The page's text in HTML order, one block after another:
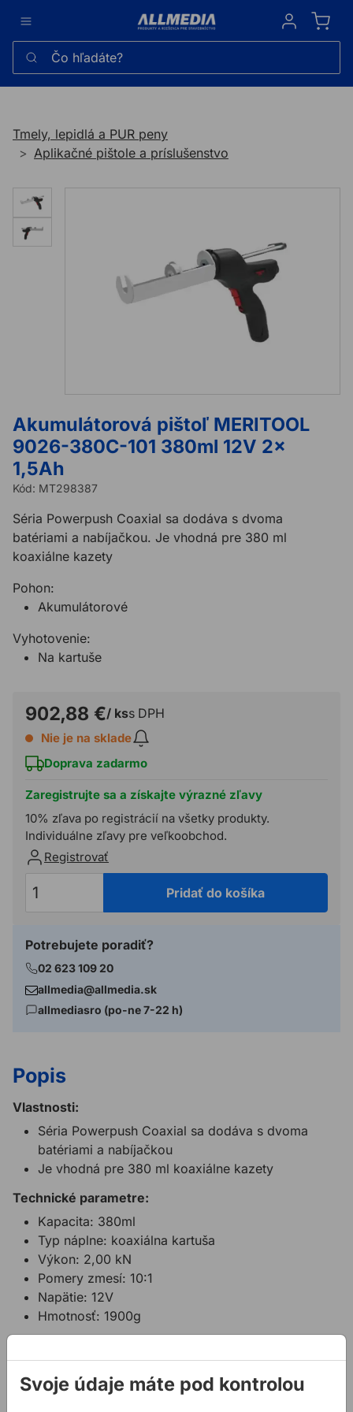
Sign in
Čo hľadáte?
Tmely, lepidlá a PUR peny
Aplikačné pištole a príslušenstvo
Akumulátorová pištoľ MERITOOL
9026-380C-101 380ml 12V 2x
1,5Ah
Kód: MT298387
Séria Powerpush Coaxial sa dodáva s dvoma
batériami a nabíjačkou. Je vhodná pre 380 ml
koaxiálne kazety
Pohon:
Akumulátorové
Vyhotovenie:
Na kartuše
902,88 €/ kss DPH
Nie je na sklade
Doprava zadarmo
Zaregistrujte sa a získajte výrazné zľavy
10% zľava po registrácií na všetky produkty.
Individuálne zľavy pre veľkoobchod.
Registrovať
Pridať do košíka
Potrebujete poradiť?
02 623 109 20
allmedia@allmedia.sk
allmediasro (po-ne 7-22 h)
Popis
Vlastnosti:
Séria Powerpush Coaxial sa dodáva s dvoma
batériami a nabíjačkou
Je vhodná pre 380 ml koaxiálne kazety
Technické parametre:
Kapacita: 380ml
Typ náplne: koaxiálna kartuša
Výkon: 2,00 kN
Pomery zmesí: 10:1
Napätie: 12V
Hmotnosť: 1900g
Súvisiace produkty
Akumulátorová pištoľ MILWAUKEE 580-600 ml
Akumulátorová pištoľ COX
Svoje údaje máte pod kontrolou